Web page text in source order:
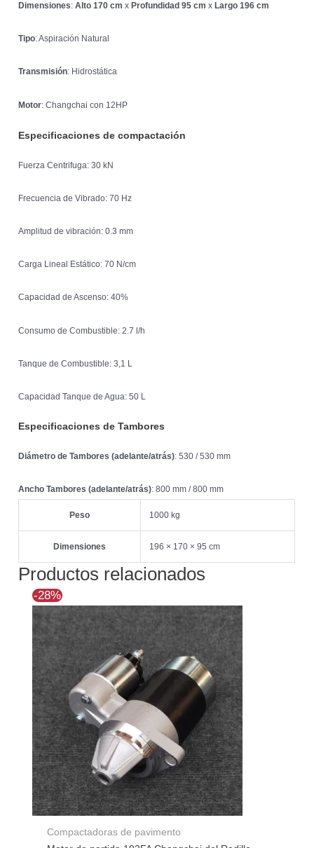
Dimensiones:Alto 170 cm x Profundidad 95 cm x Largo 196 cm
Tipo: Aspiración Natural
Transmisión: Hidrostática
Motor: Changchai con 12HP
Especificaciones de compactación
Fuerza Centrifuga: 30 kN
Frecuencia de Vibrado: 70 Hz
Amplitud de vibración: 0.3 mm
Carga Lineal Estático: 70 N/cm
Capacidad de Ascenso: 40%
Consumo de Combustible: 2.7 l/h
Tanque de Combustible: 3,1 L
Capacidad Tanque de Agua: 50 L
Especificaciones de Tambores
Diámetro de Tambores (adelante/atrás): 530 / 530 mm
Ancho Tambores (adelante/atrás): 800 mm / 800 mm
Peso 1000 kg
Dimensiones 196 × 170 × 95 cm
Productos relacionados
-28%
Compactadoras de pavimento
precio
original
$134.815.
precio
actual
$96.818.